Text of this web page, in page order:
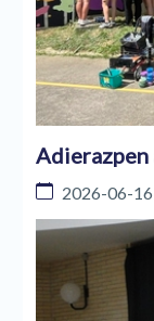
2026-06-16